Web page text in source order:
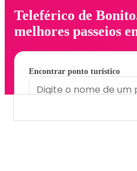
Teleférico de
melhores passeios
Encontrar ponto turístico